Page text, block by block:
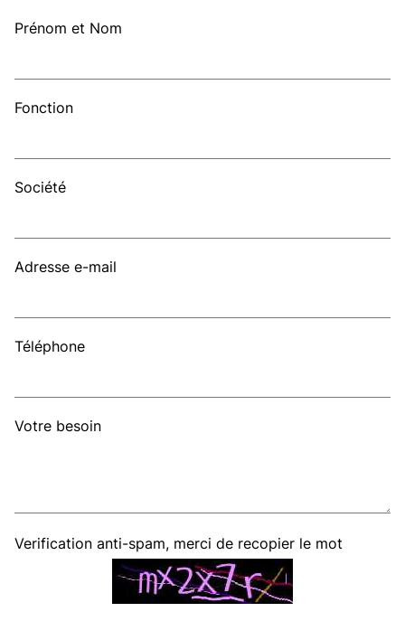
Prénom et Nom
Fonction
Société
Adresse e-mail
Téléphone
Votre besoin
Verification anti-spam, merci de recopier le mot